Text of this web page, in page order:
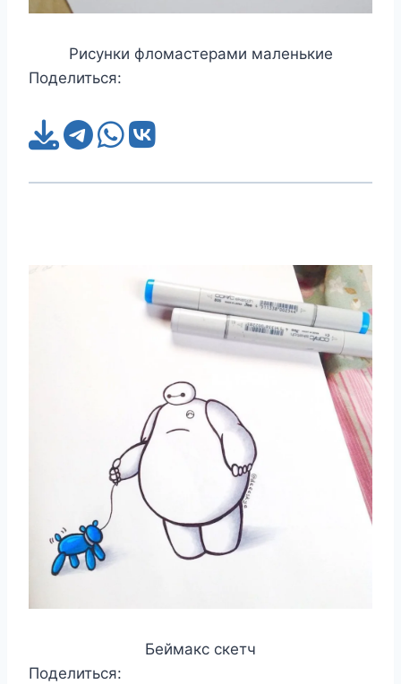
Рисунки фломастерами маленькие
Поделиться:
Беймакс скетч
Поделиться: